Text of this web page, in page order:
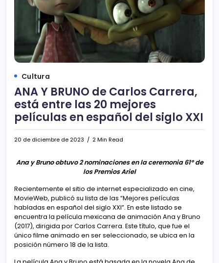
Cultura
ANA Y BRUNO de Carlos Carrera,
está entre las 20 mejores
películas en español del siglo XXI
20 de diciembre de 2023 2 Min Read
Ana y Bruno obtuvo 2 nominaciones en la ceremonia 61º de
los Premios Ariel
Recientemente el sitio de internet especializado en cine,
MovieWeb, publicó su lista de las “Mejores películas
habladas en español del siglo XXI”. En este listado se
encuentra la película mexicana de animación Ana y Bruno
(2017), dirigida por Carlos Carrera. Este título, que fue el
único filme animado en ser seleccionado, se ubica en la
posición número 18 de la lista.